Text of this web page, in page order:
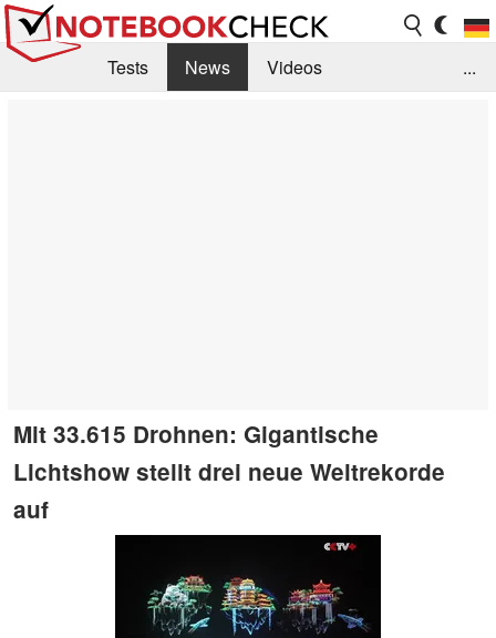
Tests News
Videos
...
Mit 33.615 Drohnen: Gigantische
Lichtshow stellt drei neue Weltrekorde
auf